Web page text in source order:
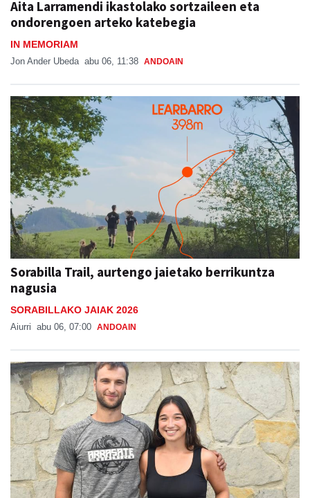
Aita Larramendi ikastolako sortzaileen eta
ondorengoen arteko katebegia
IN MEMORIAM
Jon Ander Ubeda abu 06, 11:38 ANDOAIN
Sorabilla Trail, aurtengo jaietako berrikuntza
nagusia
SORABILLAKO JAIAK 2026
Aiurri abu 06, 07:00 ANDOAIN